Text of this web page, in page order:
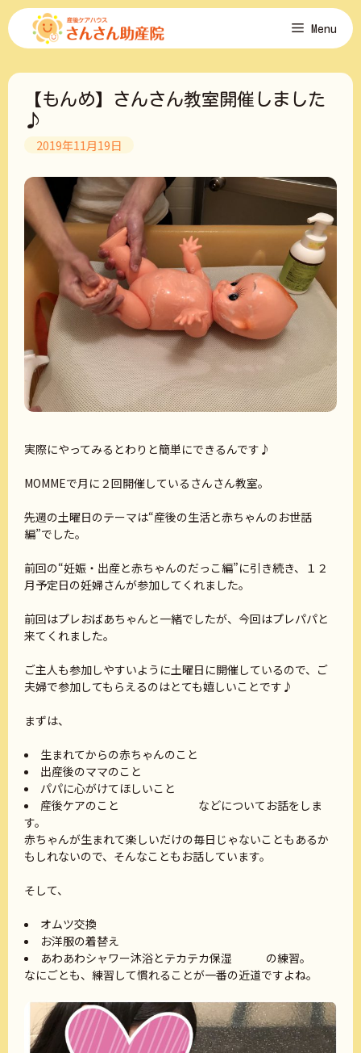
コ
ン
ツ
Menu
【もんめ】さんさん教室開催しました
♪
2019年11月19日
実際にやってみるとわりと簡単にできるんです♪
MOMMEで月に２回開催しているさんさん教室。
先週の土曜日のテーマは“産後の生活と赤ちゃんのお世話
編”でした。
前回の“妊娠・出産と赤ちゃんのだっこ編”に引き続き、１２
月予定日の妊婦さんが参加してくれました。
前回はプレおばあちゃんと一緒でしたが、今回はプレパパと
来てくれました。
ご主人も参加しやすいように土曜日に開催しているので、ご
夫婦で参加してもらえるのはとても嬉しいことです♪
まずは、
生まれてからの赤ちゃんのこと
出産後のママのこと
パパに心がけてほしいこと
産後ケアのこと などについてお話をしま
す。
赤ちゃんが生まれて楽しいだけの毎日じゃないこともあるか
もしれないので、そんなこともお話しています。
そして、
オムツ交換
お洋服の着替え
あわあわシャワー沐浴とテカテカ保湿 の練習。
なにごとも、練習して慣れることが一番の近道ですよね。